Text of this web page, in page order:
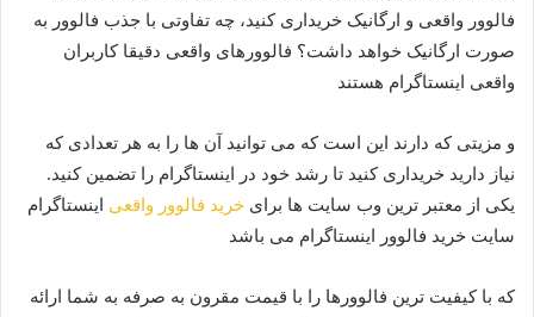
فالوور واقعی و ارگانیک خریداری کنید، چه تفاوتی با جذب فالوور به
صورت ارگانیک خواهد داشت؟ فالوورهای واقعی دقیقا کاربران
واقعی اینستاگرام هستند
و مزیتی که دارند این است که می توانید آن ها را به هر تعدادی که
نیاز دارید خریداری کنید تا رشد خود در اینستاگرام را تضمین کنید.
یکی از معتبر ترین وب سایت ها برای خرید فالوور واقعی اینستاگرام
سایت خرید فالوور اینستاگرام می باشد
که با کیفیت ترین فالوورها را با قیمت مقرون به صرفه به شما ارائه